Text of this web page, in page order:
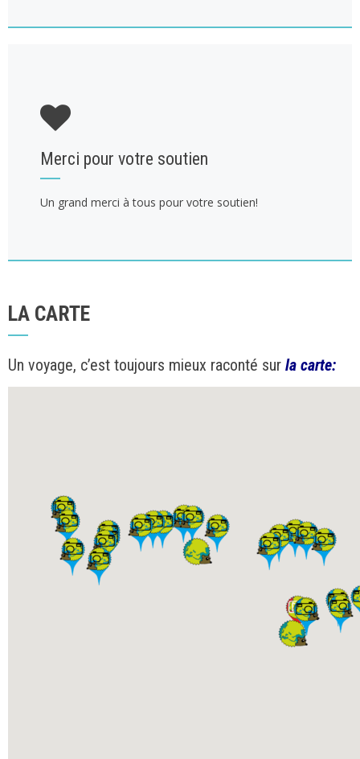
Merci pour votre soutien
Un grand merci à tous pour votre soutien!
LA CARTE
Un voyage, c’est toujours mieux raconté sur la carte: